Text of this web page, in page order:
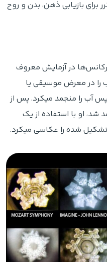
برای بازیابی ذهن، بدن و روح
در آزمایش معروف
را در معرض موسیقی یا
آب را منجمد میکرد. پس از
شد، او با استفاده از یک
تشکیل شده را عکاسی میکرد.